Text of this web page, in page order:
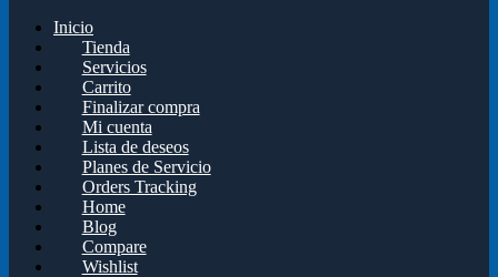
Inicio
Tienda
Servicios
Carrito
Finalizar compra
Mi cuenta
Lista de deseos
Planes de Servicio
Orders Tracking
Home
Blog
Compare
Wishlist